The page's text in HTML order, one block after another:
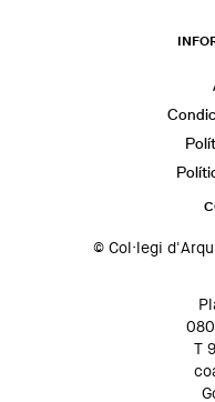
© Col·legi
T